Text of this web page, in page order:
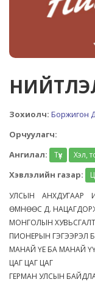
Зохиолч: Боржигон
Орчуулагч:
Ангилал:
Түүх Хэл,
Хэвлэлийн газар:
УЛСЫН АНХДУГААР
ӨМНӨӨС Д.
МОНГОЛЫН
ПИОНЕРЫН ГЭГЭЭРЭЛ
МАНАЙ ҮЕ БА МАНАЙ
ЦАГ ЦАГ ЦАГ
ГЕРМАН УЛСЫН